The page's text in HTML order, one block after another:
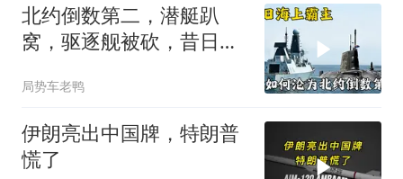
北约倒数第二，潜艇趴
窝，驱逐舰被砍，昔日的
局势车老鸭
伊朗亮出中国牌，特朗普
慌了